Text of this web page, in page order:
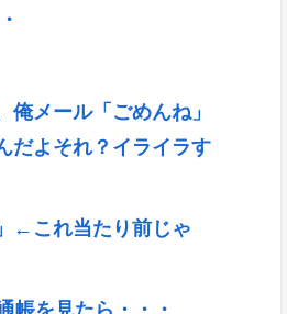
メール「ごめんね」
だよそれ？イライラす
←これ当たり前じゃ
帳を見たら・・・